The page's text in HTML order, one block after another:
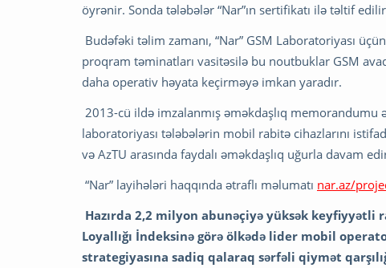
öyrənir. Sonda tələbələr “Nar”ın sertifikatı ilə təltif
Budəfəki təlim zamanı, “Nar” GSM Laboratoriyası
proqram təminatları vasitəsilə bu noutbuklar GSM
daha operativ həyata keçirməyə imkan yaradır.
2013-cü ildə imzalanmış əməkdaşlıq memorandumu
laboratoriyası tələbələrin mobil rabitə cihazlarını
və AzTU arasında faydalı əməkdaşlıq uğurla davam
“Nar” layihələri haqqında ətraflı məlumatı nar.az/
Hazırda 2,2 milyon abunəçiyə yüksək
Loyallığı İndeksinə görə ölkədə lider mobil
strategiyasına sadiq qalaraq sərfəli qiymət